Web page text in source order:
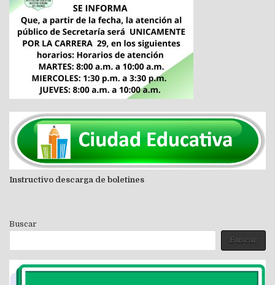
Instructivo descarga de boletines
Buscar
Buscar